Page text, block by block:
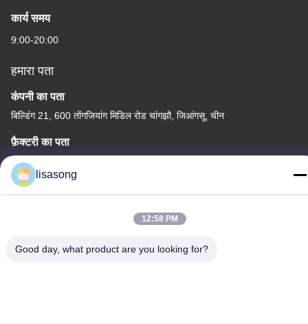
कार्य समय
9:00-20:00
हमारा पता
कंपनी का पता
बिल्डिंग 21, 600 तोंगजियांग मिडिल रोड चांगझौ, जिआंगसू, चीन
फ़ैक्टरी का पता
नंबर 1699, ईस्ट साउथ सेकेंड रिंग रोड, जिंतन जिला, चांगझौ
टेलीफोन
lisasong
12:58 PM
Good day, what product are you looking for?